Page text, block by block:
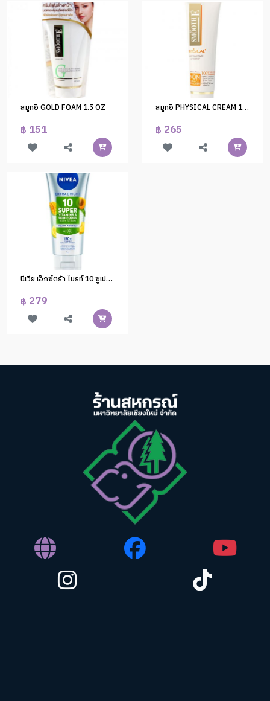
สมูทอี GOLD FOAM 1.5 OZ
฿ 151
สมูทอี PHYSICAL CREAM 15g.White Color (W)
฿ 265
นีเวีย เอ็กซ์ตร้า ไบรท์ 10 ซูเปอร์ วิตามิน แอนด์ สกิน ฟู้ด เซรั่ม
฿ 279